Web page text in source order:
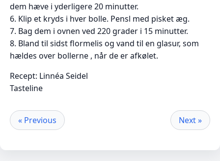
dem hæve i yderligere 20 minutter.
6. Klip et kryds i hver bolle. Pensl med pisket æg.
7. Bag dem i ovnen ved 220 grader i 15 minutter.
8. Bland til sidst flormelis og vand til en glasur, som
hældes over bollerne , når de er afkølet.
Recept: Linnéa Seidel
Tasteline
« Previous Next »